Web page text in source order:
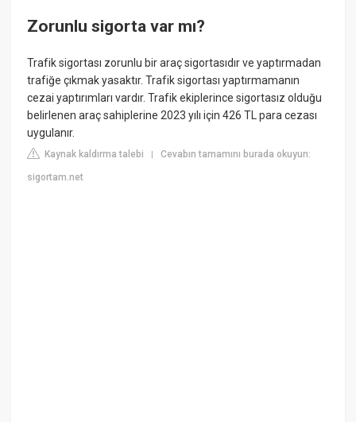
Zorunlu sigorta var mı?
Trafik sigortası zorunlu bir araç sigortasıdır ve yaptırmadan
trafiğe çıkmak yasaktır. Trafik sigortası yaptırmamanın
cezai yaptırımları vardır. Trafik ekiplerince sigortasız olduğu
belirlenen araç sahiplerine 2023 yılı için 426 TL para cezası
uygulanır.
Kaynak kaldırma talebi |Cevabın tamamını burada okuyun:
sigortam.net